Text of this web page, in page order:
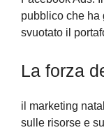
pubblico che
svuotato il
La forza
il marketing
sulle risorse e